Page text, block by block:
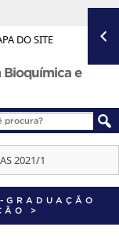
DO SITE
Bioquímica e
2021/1
GRADUAÇÃO
>